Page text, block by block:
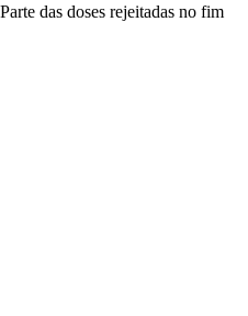
das doses rejeitadas no fim